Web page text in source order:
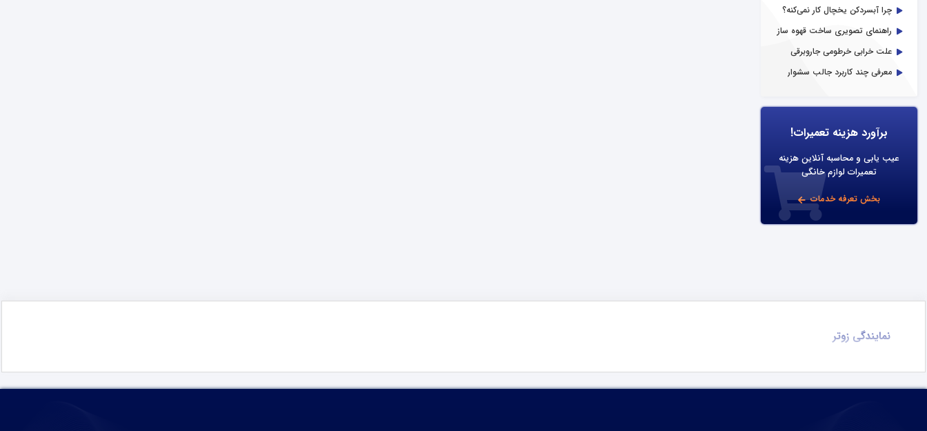
چرا آبسردکن یخچال کار نمی‌کنه؟
راهنمای تصویری ساخت قهوه ساز
علت خرابی خرطومی جاروبرقی
معرفی چند کاربرد جالب سشوار
برآورد هزینه تعمیرات!
عیب یابی و محاسبه آنلاین هزینه
تعمیرات لوازم خانگی
بخش تعرفه خدمات
نمایندگی زوتر